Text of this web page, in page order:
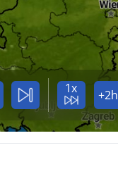
1x +2h